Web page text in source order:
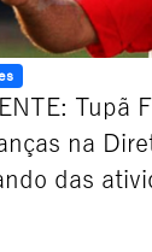
Tupã
na
das